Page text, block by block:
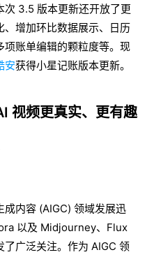
次 3.5 版本更新还开放了更
、增加环比数据展示、日历
账单编辑的颗粒度等。现
安获得小星记账版本更新。
视频更真实、更有趣
成内容 (AIGC) 领域发展迅
以及 Midjourney、Flux
广泛关注。作为 AIGC 领